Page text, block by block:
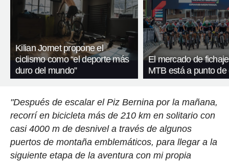
Kilian Jornet propone el
ciclismo como “el deporte más
duro del mundo”
El mercado de
MTB está a punto de
"Después de escalar el Piz Bernina por la mañana,
recorrí en bicicleta más de 210 km en solitario con
casi 4000 m de desnivel a través de algunos
puertos de montaña emblemáticos, para llegar a la
siguiente etapa de la aventura con mi propia